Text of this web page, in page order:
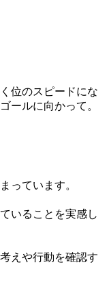
位のスピードにな
ールに向かって。
っています。
いることを実感し
えや行動を確認す